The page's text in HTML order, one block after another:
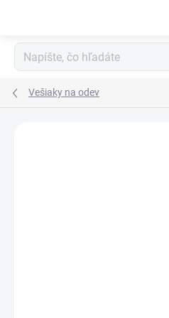
Vešiaky na odev